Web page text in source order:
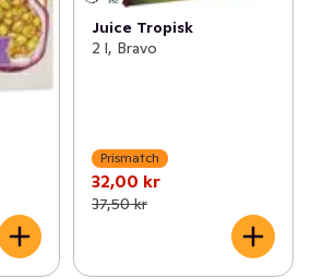
Juice Tropisk
2 l, Bravo
Prismatch
32,00 kr
37,50 kr